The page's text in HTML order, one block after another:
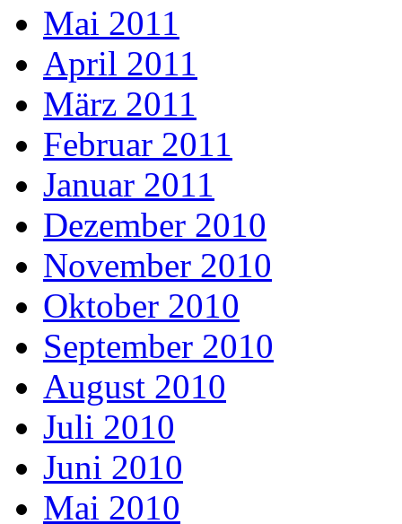
Mai 2011
April 2011
März 2011
Februar 2011
Januar 2011
Dezember 2010
November 2010
Oktober 2010
September 2010
August 2010
Juli 2010
Juni 2010
Mai 2010